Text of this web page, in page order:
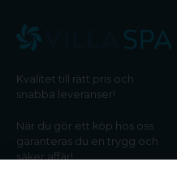
Kvalitet till rätt pris och
snabba leveranser!
När du gör ett köp hos oss
garanteras du en trygg och
säker affär!